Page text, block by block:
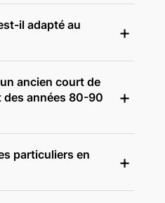
il adapté au
ancien court de
années 80-90
particuliers en